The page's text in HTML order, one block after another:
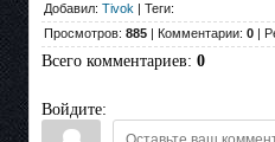
Добавил: Tivok | Теги:
Просмотров: 885 | Комментарии: 0 |
Всего комментариев: 0
Войдите: